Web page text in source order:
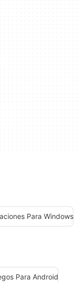
Para Windows
Para Android